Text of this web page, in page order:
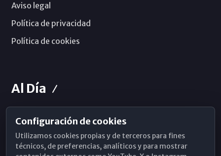
Aviso legal
Política de privacidad
Política de cookies
Al Día
Horarios de Misa
Hemeroteca
Configuración de cookies
Utilizamos cookies propias y de terceros para fines
técnicos, de preferencias, analíticos y para mostrar